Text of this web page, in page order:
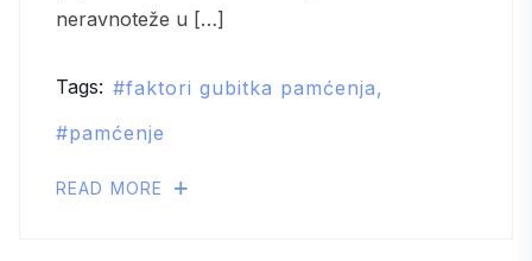
neravnoteže u […]
Tags:
faktori gubitka pamćenja
pamćenje
READ MORE